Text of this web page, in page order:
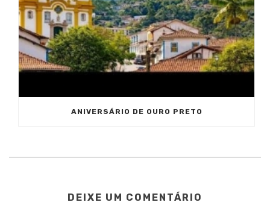
ANIVERSÁRIO DE OURO PRETO
DEIXE UM COMENTÁRIO